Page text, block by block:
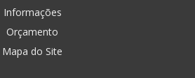
Informações
Orçamento
Mapa do Site